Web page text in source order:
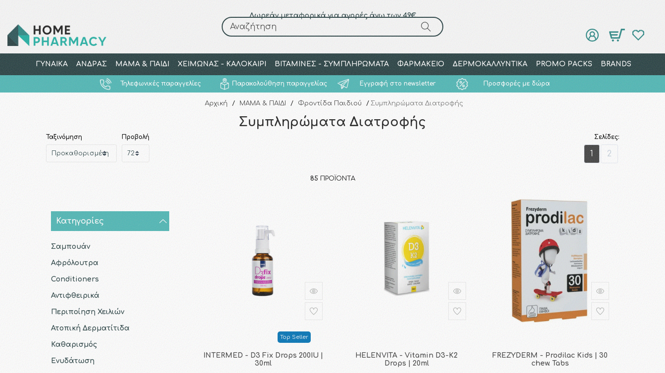
Δωρεάν μεταφορικά για αγορές άνω των 49€
Αναζήτηση
ΓΥΝΑΙΚΑ ΑΝΔΡΑΣ ΜΑΜΑ & ΠΑΙΔΙ ΧΕΙΜΩΝΑΣ - ΚΑΛΟΚΑΙΡΙ ΒΙΤΑΜΙΝΕΣ - ΣΥΜΠΛΗΡΩΜΑΤΑ ΦΑΡΜΑΚΕΙΟ ΔΕΡΜΟΚΑΛΛΥΝΤΙΚΑ PROMO PACKS BRANDS
Τηλεφωνικές παραγγελίες Παρακολούθηση παραγγελίας Εγγραφή στο newsletter Προσφορές με δώρα
Αναζήτηση
Αρχική / ΜΑΜΑ & ΠΑΙΔΙ / Φροντίδα Παιδιού / Συμπληρώματα Διατροφής
Συμπληρώματα Διατροφής
Ταξινόμηση Προβολή Σελίδες:
1 2
85 ΠΡΟΪΌΝΤΑ
Κατηγορίες
Σαμπουάν
Αφρόλουτρα
Conditioners
Αντιφθειρικά
Περιποίηση Χειλιών
Ατοπική Δερματίτιδα
Καθαρισμός
Ενυδάτωση
Top Seller
INTERMED - D3 Fix Drops 200IU |
30ml
HELENVITA - Vitamin D3-K2
Drops | 20ml
FREZYDERM - Prodilac Kids | 30
chew. Tabs